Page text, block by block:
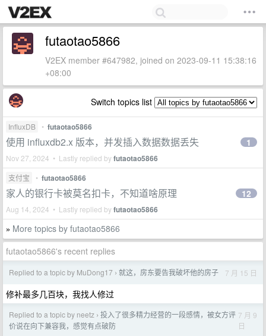
futaotao5866
V2EX member #647982, joined on 2023-09-11 15:38:16
+08:00
Switch topics list
InfluxDB • futaotao5866
使用 influxdb2.x 版本，并发插入数据数据丢失
Nov 27, 2024 • Lastly replied byfutaotao5866
1
支付宝 • futaotao5866
家人的银行卡被莫名扣卡，不知道啥原理
Aug 14, 2024 • Lastly replied byfutaotao5866
12
» More topics by futaotao5866
futaotao5866's recent replies
Replied to a topic by MuDong17 › 就这，房东要告我破坏他的房子 7 月 15 日
修补最多几百块，我找人修过
Replied to a topic by neetz › 投入了很多精力经营的一段感情，被女方评
价说在向下兼容我，感觉有点破防
7 月 9
日